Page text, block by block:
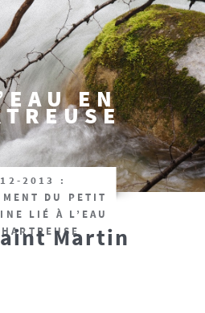
EN
2013 :
DU PETIT
LIÉ À L’EAU
Martin